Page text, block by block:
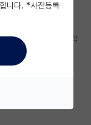
Technological
사과정으로 함께할 학
니다. *사전등록